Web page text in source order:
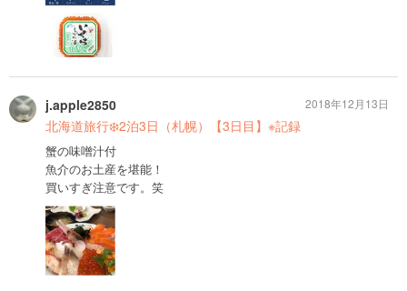
j.apple2850
北海道旅行❄️2泊3日（札幌）【3日目】※記録
蟹の味噌汁付
魚介のお土産を堪能！
買いすぎ注意です。笑
2018年12月13日